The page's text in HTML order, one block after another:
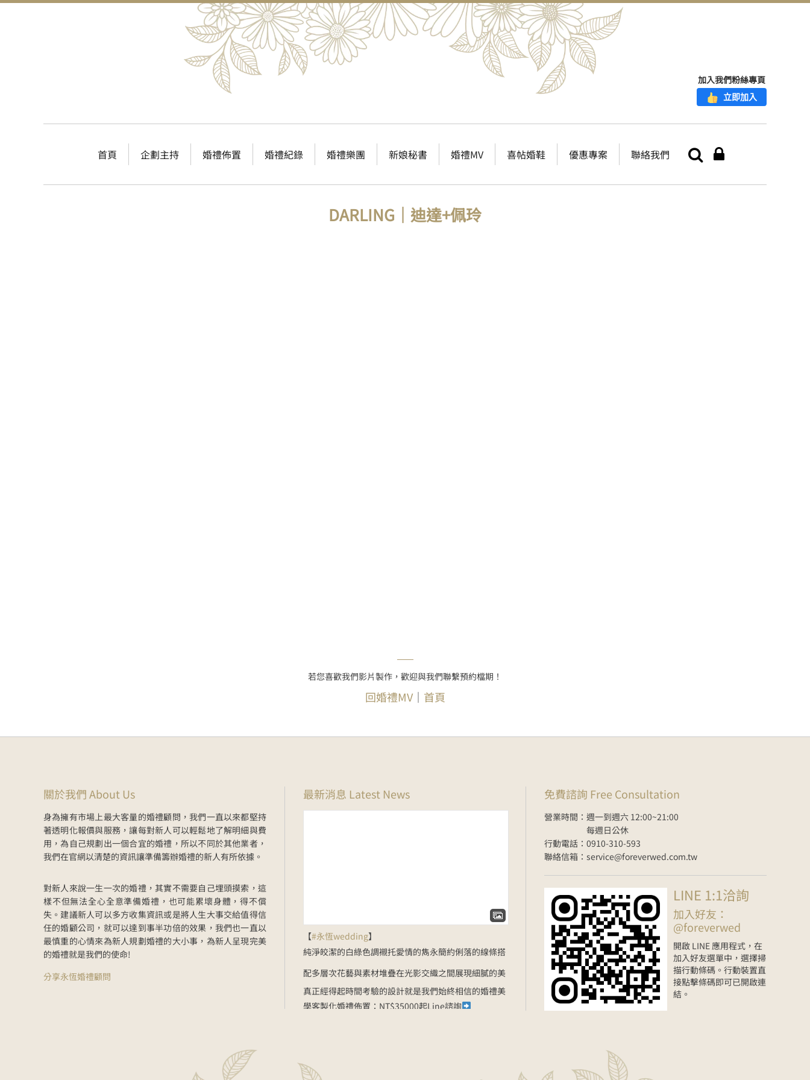
加入我們粉絲專頁
立即加入
首頁 企劃主持 婚禮佈置 婚禮紀錄 婚禮樂團 新娘秘書 婚禮MV 喜帖婚鞋 優惠專案 聯絡我們
DARLING｜迪達+佩玲
若您喜歡我們影片製作，歡迎與我們聯繫預約檔期！
回婚禮MV｜ 首頁
關於我們 About Us
身為擁有市場上最大客量的婚禮顧問，我們一直以來都堅持
著透明化報價與服務，讓每對新人可以輕鬆地了解明細與費
用，為自己規劃出一個合宜的婚禮，所以不同於其他業者，
我們在官網以清楚的資訊讓準備籌辦婚禮的新人有所依據。
對新人來說一生一次的婚禮，其實不需要自己埋頭摸索，這
樣不但無法全心全意準備婚禮，也可能累壞身體，得不償
失。建議新人可以多方收集資訊或是將人生大事交給值得信
任的婚顧公司，就可以達到事半功倍的效果，我們也一直以
最慎重的心情來為新人規劃婚禮的大小事，為新人呈現完美
的婚禮就是我們的使命!
分享永恆婚禮顧問
最新消息 Latest News
【#永恆wedding】
純淨皎潔的白綠色調襯托愛情的雋永簡約俐落的線條搭
配多層次花藝與素材堆疊在光影交織之間展現細膩的美
真正經得起時間考驗的設計就是我們始終相信的婚禮美
學客製化婚禮佈置：NT$35000起Line諮詢
佈置
免費諮詢 Free Consultation
營業時間：週一到週六 12:00~21:00
每週日公休
行動電話：0910-310-593
聯絡信箱：service@foreverwed.com.tw
LINE 1:1洽詢
加入好友：
@foreverwed
開啟 LINE 應用程式，在
加入好友選單中，選擇掃
描行動條碼。行動裝置直
接點擊條碼即可已開啟連
結。